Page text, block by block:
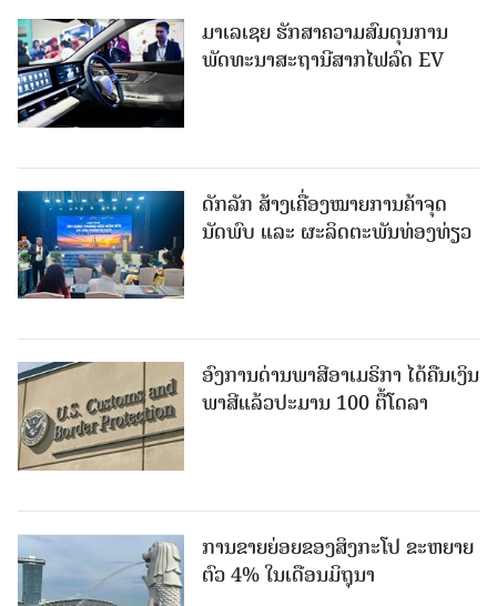
ມາເລເຊຍ ຮັກສາຄວາມສົມດຸນການ
ພັດທະນາສະຖານີສາກໄຟລົດ EV
ດັກລັກ ສ້າງເຄື່ອງໝາຍການຄ້າຈຸດ
ນັດພົບ ແລະ ຜະລິດຕະພັນທ່ອງທ່ຽວ
ອົງການດ່ານພາສີອາເມຣິກາ ໄດ້ຄືນເງິນ
ພາສີແລ້ວປະມານ 100 ຕື້ໂດລາ
ການຂາຍຍ່ອຍຂອງສິງກະໂປ ຂະຫຍາຍ
ຕົວ 4% ໃນເດືອນມິຖຸນາ